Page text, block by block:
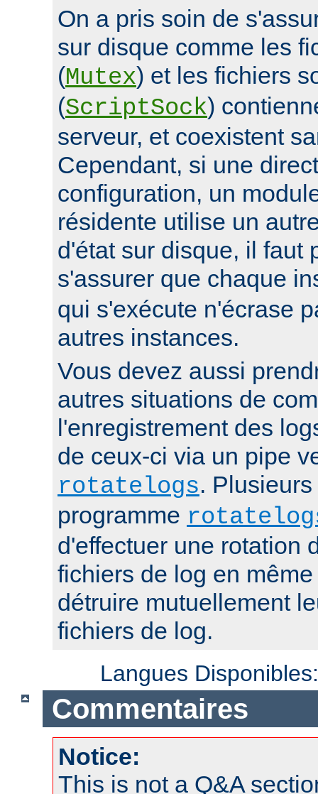
On a pris soin de
sur disque comme les
(Mutex) et les fichiers
(ScriptSock)
serveur, et coexistent
Cependant, si une
configuration, un
résidente utilise un
d'état sur disque, il faut
s'assurer que chaque
qui s'exécute n'écrase
autres instances.
Vous devez aussi
autres situations de
l'enregistrement des
de ceux-ci via un pipe
rotatelogs.
programme
d'effectuer une rotation
fichiers de log en
détruire mutuellement
fichiers de log.
Langues
Commentaires
Notice:
This is not a Q&A